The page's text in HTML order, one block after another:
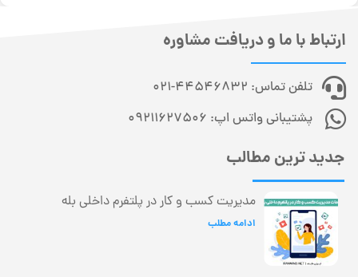
ارتباط با ما و دریافت مشاوره
تلفن تماس: 44546832-021
پشتیبانی واتس اپ: 09211627506
جدید ترین مطالب
مدیریت کسب و کار در پلتفرم داخلی بله
ادامه مطلب